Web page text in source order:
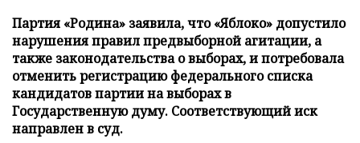
Партия «Родина» заявила, что «Яблоко» допустило
нарушения правил предвыборной агитации, а
также законодательства о выборах, и потребовала
отменить регистрацию федерального списка
кандидатов партии на выборах в
Государственную думу. Соответствующий иск
направлен в суд.